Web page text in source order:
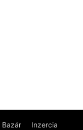
Bazár Inzercia